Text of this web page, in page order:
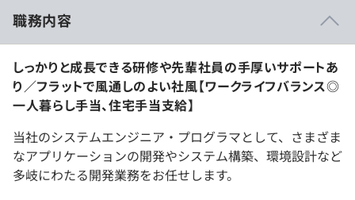
職務内容
しっかりと成長できる研修や先輩社員の手厚いサポートあ
り／フラットで風通しのよい社風【ワークライフバランス◎
一人暮らし手当、住宅手当支給】
当社のシステムエンジニア・プログラマとして、さまざま
なアプリケーションの開発やシステム構築、環境設計など
多岐にわたる開発業務をお任せします。